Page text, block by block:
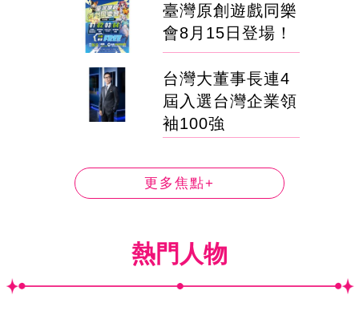
臺灣原創遊戲同樂
會8月15日登場！
台灣大董事長連4
屆入選台灣企業領
袖100強
更多焦點+
熱門人物